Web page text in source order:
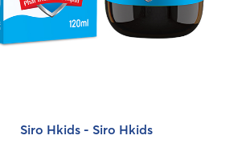
Siro Hkids - Siro Hkids